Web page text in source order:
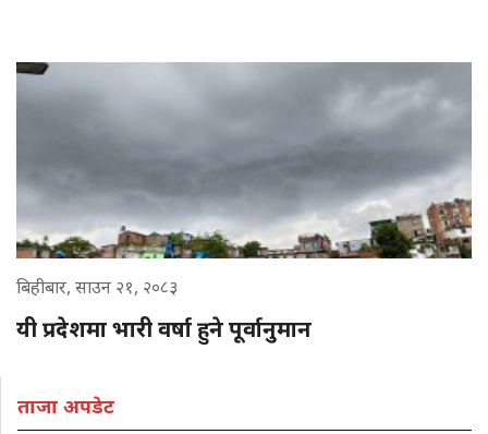
बिहीबार, साउन २१, २०८३
यी प्रदेशमा भारी वर्षा हुने पूर्वानुमान
ताजा अपडेट